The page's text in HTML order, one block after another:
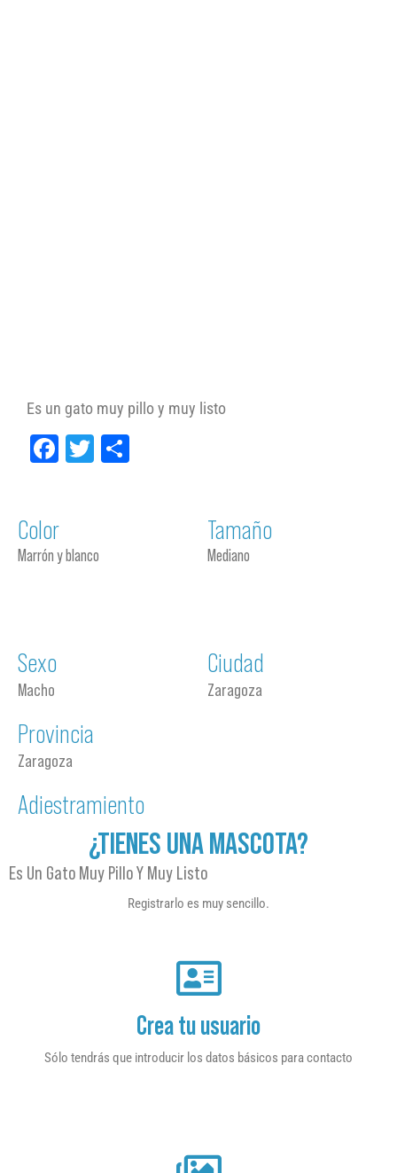
Es un gato muy pillo y muy listo
Facebook
Twitter
Color
Marrón y blanco
Tamaño
Mediano
Sexo
Macho
Ciudad
Zaragoza
Provincia
Zaragoza
Adiestramiento
¿TIENES UNA MASCOTA?
Es Un Gato Muy Pillo Y Muy Listo
Registrarlo es muy sencillo.
Crea tu usuario
Sólo tendrás que introducir los datos básicos para contacto